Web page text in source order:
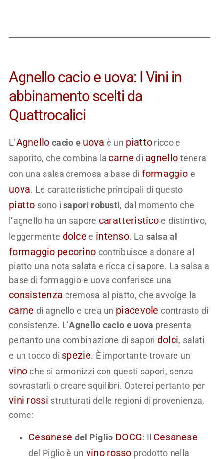
Agnello cacio e uova: I Vini in
abbinamento scelti da
Quattrocalici
L’Agnello cacio e uova è un piatto ricco e
saporito, che combina la carne di agnello tenera
con una salsa cremosa a base di formaggio e
uova. Le caratteristiche principali di questo
piatto sono isapori robusti, dal momento che
l’agnello ha un sapore caratteristicoe distintivo,
leggermente dolce e intenso. La salsa al
formaggio pecorino contribuisce a donare al
piatto una nota salata e ricca di sapore. La salsa a
base di formaggio e uova conferisce una
consistenza cremosa al piatto, che avvolge la
carne di agnello e crea un piacevole contrasto di
consistenze. L’Agnello cacio e uova presenta
pertanto una combinazione di sapori dolci, salati
e un tocco di spezie. È importante trovare un
vinoche si armonizzi con questi sapori, senza
sovrastarli o creare squilibri. Opterei pertanto per
vini rossi strutturati delle regioni di provenienza,
come:
Cesanese del Piglio DOCG: Il Cesanese
del Piglio è un vino rosso prodotto nella